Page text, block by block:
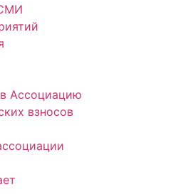
Ассоциацию
взносов